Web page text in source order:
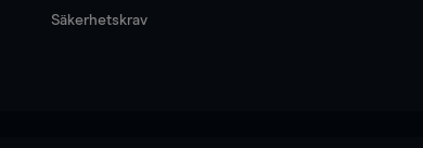
Säkerhetskrav